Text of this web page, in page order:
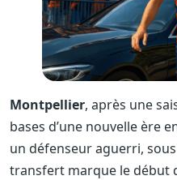
Montpellier, après une
bases d’une nouvelle ère
un défenseur aguerri,
transfert marque le début